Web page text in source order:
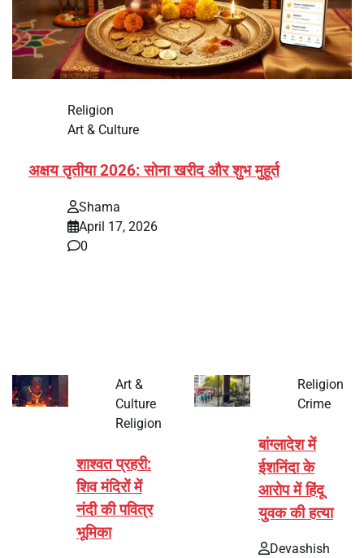
Religion
Art & Culture
अक्षय तृतीया 2026: सोना खरीद और शुभ मुहूर्त
Shama
April 17, 2026
0
Art &
Culture
Religion
शाश्वत प्रहरी:
शिव मंदिरों में
नंदी की पवित्र
भूमिका
Religion
Crime
बांग्लादेश में
ईशनिंदा के
आरोप में हिंदू
युवक की हत्या
Devashish